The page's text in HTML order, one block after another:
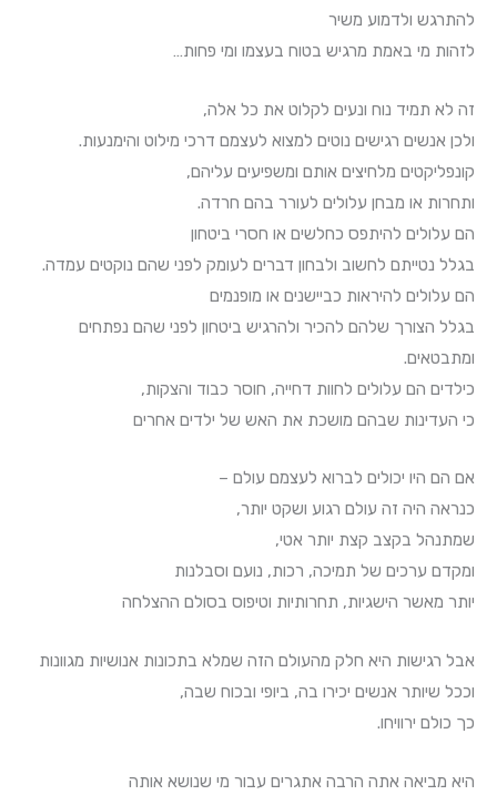
להתרגש ולדמוע משיר
לזהות מי באמת מרגיש בטוח בעצמו ומי פחות…
זה לא תמיד נוח ונעים לקלוט את כל אלה,
ולכן אנשים רגישים נוטים למצוא לעצמם דרכי מילוט והימנעות.
קונפליקטים מלחיצים אותם ומשפיעים עליהם,
ותחרות או מבחן עלולים לעורר בהם חרדה.
הם עלולים להיתפס כחלשים או חסרי ביטחון
בגלל נטייתם לחשוב ולבחון דברים לעומק לפני שהם נוקטים עמדה.
הם עלולים להיראות כביישנים או מופנמים
בגלל הצורך שלהם להכיר ולהרגיש ביטחון לפני שהם נפתחים
ומתבטאים.
כילדים הם עלולים לחוות דחייה, חוסר כבוד והצקות,
כי העדינות שבהם מושכת את האש של ילדים אחרים
אם הם היו יכולים לברוא לעצמם עולם –
כנראה היה זה עולם רגוע ושקט יותר,
שמתנהל בקצב קצת יותר אטי,
ומקדם ערכים של תמיכה, רכות, נועם וסבלנות
יותר מאשר הישגיות, תחרותיות וטיפוס בסולם ההצלחה
אבל רגישות היא חלק מהעולם הזה שמלא בתכונות אנושיות מגוונות
וככל שיותר אנשים יכירו בה, ביופי ובכוח שבה,
כך כולם ירוויחו.
היא מביאה אתה הרבה אתגרים עבור מי שנושא אותה